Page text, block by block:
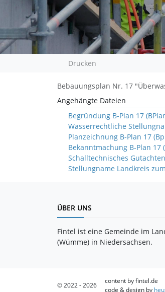
Drucken
Bebauungsplan Nr. 17
Angehängte Dateien
Begründung B-Plan 17
Wasserrechtliche
Planzeichnung B-Plan 17
Bekanntmachung B-Plan
Schalltechnisches
Stellungname Landkreis
ÜBER UNS
Fintel ist eine Gemeinde im
(Wümme) in Niedersachsen.
© 2022 - 2026
content by fintel.de
code & design by